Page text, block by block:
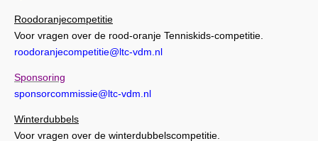
Roodoranjecompetitie
Voor vragen over de rood-oranje Tenniskids-competitie.
roodoranjecompetitie@ltc-vdm.nl
Sponsoring
sponsorcommissie@ltc-vdm.nl
Winterdubbels
Voor vragen over de winterdubbelscompetitie.